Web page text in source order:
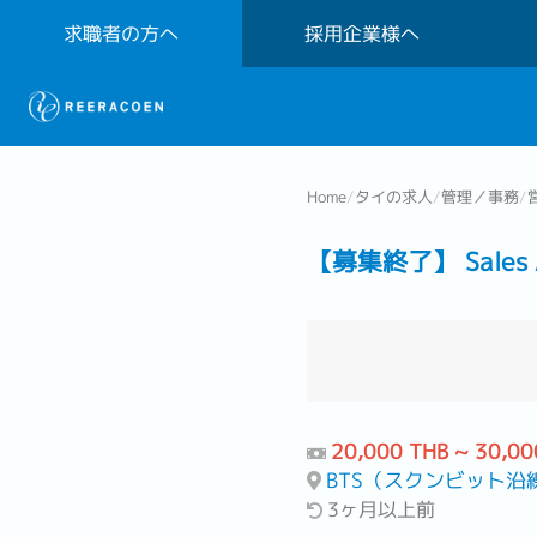
求職者の方へ 採用企業様へ
Home/タイの求人/管理／事務/
【募集終了】
20,000 THB ~
BTS（スクンビット沿
3ヶ月以上前